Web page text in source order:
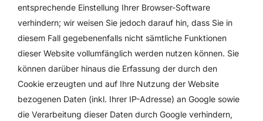
entsprechende Einstellung Ihrer Browser-Software
verhindern; wir weisen Sie jedoch darauf hin, dass Sie in
diesem Fall gegebenenfalls nicht sämtliche Funktionen
dieser Website vollumfänglich werden nutzen können. Sie
können darüber hinaus die Erfassung der durch den
Cookie erzeugten und auf Ihre Nutzung der Website
bezogenen Daten (inkl. Ihrer IP-Adresse) an Google sowie
die Verarbeitung dieser Daten durch Google verhindern,